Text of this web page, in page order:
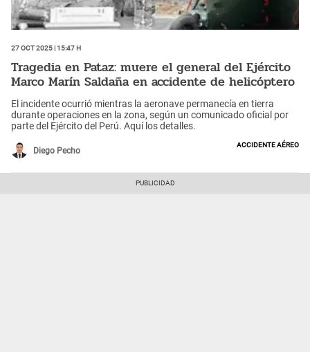
27 Oct 2025 | 15:47 h
Tragedia en Pataz: muere el general del Ejército
Marco Marín Saldaña en accidente de helicóptero
El incidente ocurrió mientras la aeronave permanecía en tierra
durante operaciones en la zona, según un comunicado oficial por
parte del Ejército del Perú. Aquí los detalles.
Diego Pecho
Accidente aéreo